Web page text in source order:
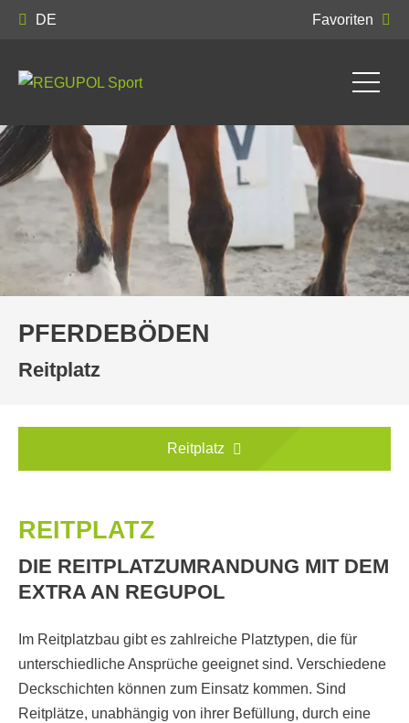
DE Favoriten
PFERDEBÖDEN
Reitplatz
Reitplatz
REITPLATZ
DIE REITPLATZUMRANDUNG MIT DEM
EXTRA AN REGUPOL
Im Reitplatzbau gibt es zahlreiche Platztypen, die für
unterschiedliche Ansprüche geeignet sind. Verschiedene
Deckschichten können zum Einsatz kommen. Sind
Reitplätze, unabhängig von ihrer Befüllung, durch eine